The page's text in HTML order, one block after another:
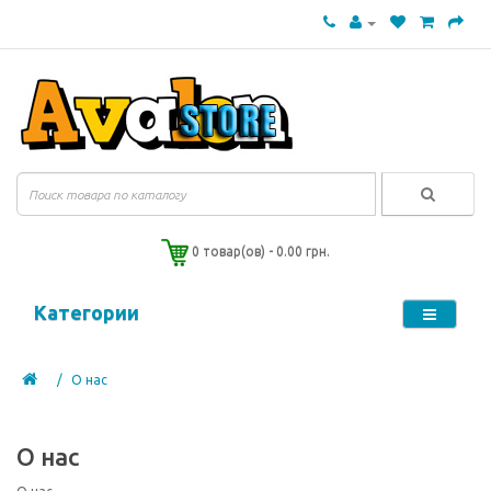
0 товар(ов) - 0.00 грн.
Категории
О нас
О нас